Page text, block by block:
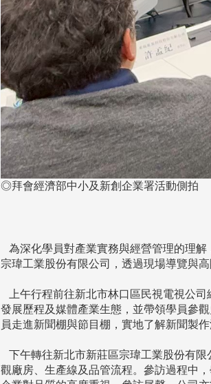
◎拜會經濟部中小及新創企業署活動側拍
為深化學員對產業實務與經營管理的理
宗瑋工業股份有限公司，透過現場導覽與
上午行程前往新北市林口區民視電視公
發展歷程及媒體產業生態，並帶領學員參
員走進新聞棚與節目棚，實地了解新聞製
下午轉往新北市新莊區宗瑋工業股份有
觀廠房、生產線及品管流程。參訪過程中